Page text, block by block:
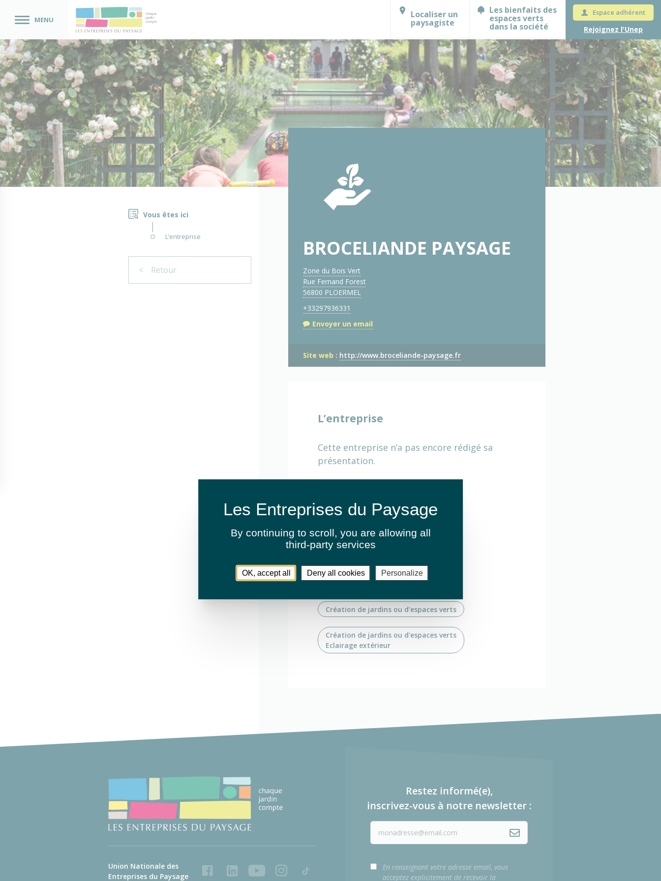
MENU Localiser un
paysagiste
Les bienfaits des
espaces verts
dans la société
Espace adhérent
Rejoignez l'Unep
Vous êtes ici
L’entreprise
< Retour
BROCELIANDE PAYSAGE
Zone du Bois Vert
Rue Fernand Forest
56800 PLOERMEL
+33297936331
Envoyer un email
Site web : http://www.broceliande-paysage.fr
L’entreprise
Cette entreprise n’a pas encore rédigé sa
présentation.
Élagage et abattage
Fauchage / Débroussaillage
Création de jardins ou d'espaces verts
Création de jardins ou d'espaces verts
Eclairage extérieur
Union Nationale des
Entreprises du Paysage
FacebookLinkedInYoutubeInstagram
Tiktok
Restez informé(e),
inscrivez-vous à notre newsletter :
En renseignant votre adresse email, vous
acceptez explicitement de recevoir la
By continuing to scroll, you are allowing all
third-party services
OK, accept all Deny all cookies Personalize